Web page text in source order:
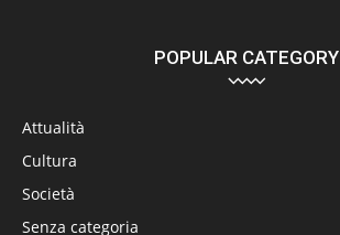
POPULAR CATEGORY
Attualità
Cultura
Società
Senza categoria